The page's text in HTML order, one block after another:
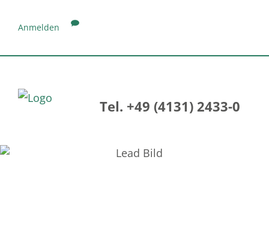
Anmelden
Tel. +49 (4131) 2433-0